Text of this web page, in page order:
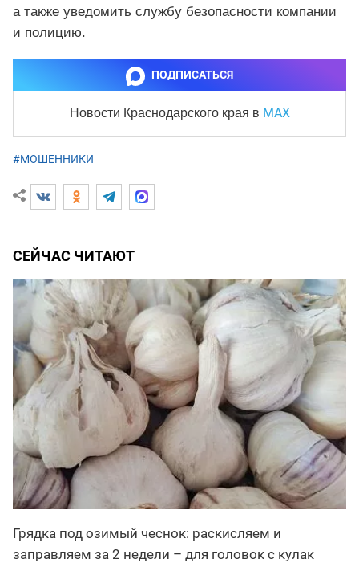
а также уведомить службу безопасности компании
и полицию.
ПОДПИСАТЬСЯ
Новости Краснодарского края в MAX
#МОШЕННИКИ
СЕЙЧАС ЧИТАЮТ
Грядка под озимый чеснок: раскисляем и
заправляем за 2 недели – для головок с кулак